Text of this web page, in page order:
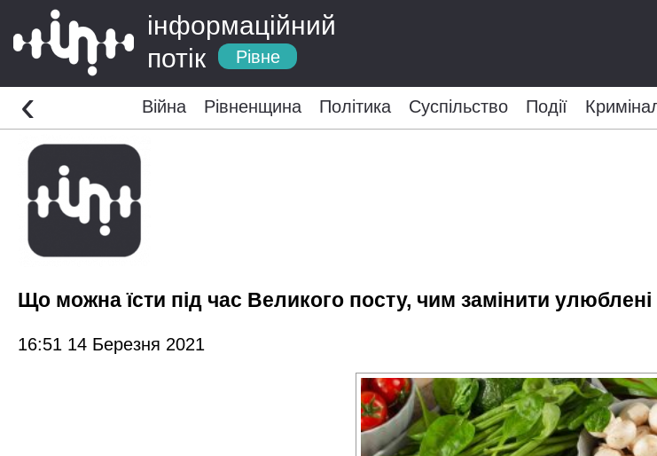
інформаційний
потік
Рівне
Війна Рівненщина Політика Суспільство Події
‹
Що можна їсти під час Великого посту, чим замінити
16:51 14 Березня 2021